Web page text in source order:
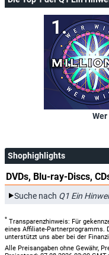
Shophighlights
DVDs, Blu-ray-Discs,
Suche nach Q1 Ein
* Transparenzhinweis: Für
eines Affiliate-Partnerprogramms.
unterstützt uns aber bei der
Alle Preisangaben ohne Gewähr,